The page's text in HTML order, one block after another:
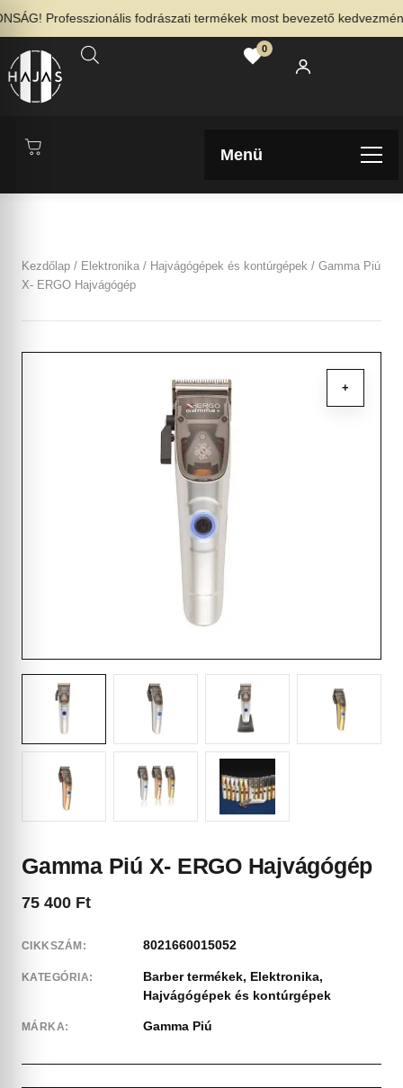
Professzionális fodrászati termékek most bevezető
0
Menü
Kezdőlap / Elektronika / Hajvágógépek és kontúrgépek / Gamma Piú
X- ERGO Hajvágógép
+
Gamma Piú X- ERGO Hajvágógép
75 400 Ft
CIKKSZÁM: 8021660015052
KATEGÓRIA: Barber termékek, Elektronika,
Hajvágógépek és kontúrgépek
MÁRKA: Gamma Piú